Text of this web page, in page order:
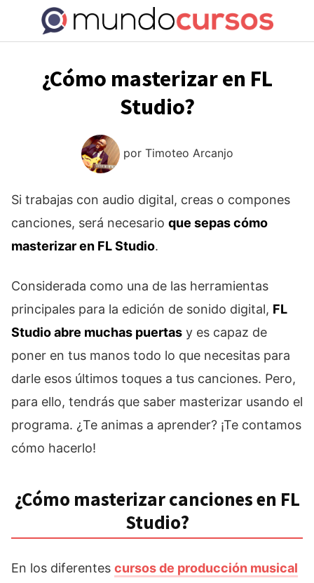
contenido
¿Cómo masterizar en FL
Studio?
por Timoteo Arcanjo
Si trabajas con audio digital, creas o compones
canciones, será necesario que sepas cómo
masterizar en FL Studio.
Considerada como una de las herramientas
principales para la edición de sonido digital, FL
Studio abre muchas puertas y es capaz de
poner en tus manos todo lo que necesitas para
darle esos últimos toques a tus canciones. Pero,
para ello, tendrás que saber masterizar usando el
programa. ¿Te animas a aprender? ¡Te contamos
cómo hacerlo!
¿Cómo masterizar canciones en FL
Studio?
En los diferentes cursos de producción musical